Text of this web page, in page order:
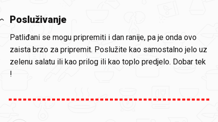
Posluživanje
Patliđani se mogu pripremiti i dan ranije, pa je onda ovo
zaista brzo za pripremit. Poslužite kao samostalno jelo uz
zelenu salatu ili kao prilog ili kao toplo predjelo. Dobar tek
!